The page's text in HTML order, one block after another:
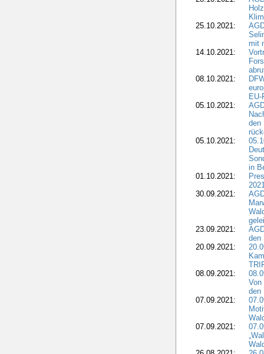
25.10.2021:
mit
14.10.2021:
08.10.2021:
05.10.2021:
den
05.10.2021:
in
01.10.2021:
30.09.2021:
23.09.2021:
den
20.09.2021:
08.09.2021:
den
07.09.2021:
07.09.2021: